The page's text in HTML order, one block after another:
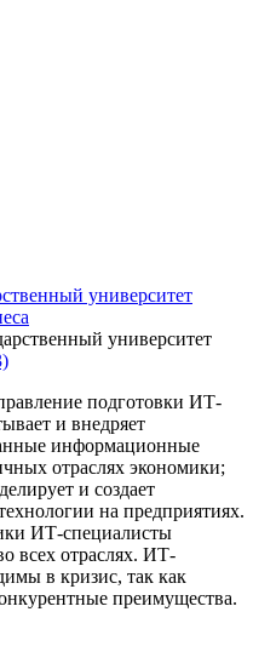
университет
подготовки ИТ-
и внедряет
информационные
отраслях экономики;
и создает
на предприятиях.
ИТ-специалисты
всех отраслях. ИТ-
в кризис, так как
преимущества.